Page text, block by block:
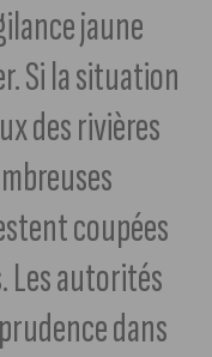
jaune
Si la situation
des rivières
coupées
Les autorités
dans